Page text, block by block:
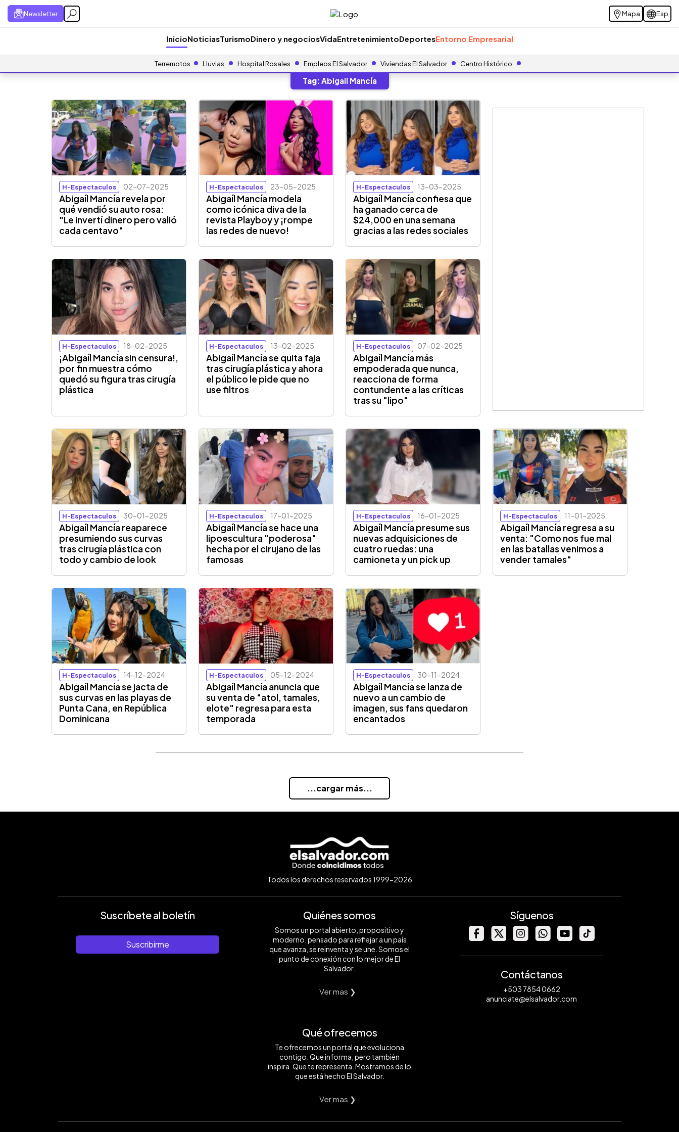
Newsletter Mapa Esp
InicioNoticiasTurismoDinero y negociosVidaEntretenimientoDeportesEntorno Empresarial
Terremotos Lluvias Hospital Rosales Empleos El Salvador Viviendas El Salvador Centro Histórico
Tag: Abigail Mancía
H-Espectaculos 02-07-2025
Abigaíl Mancía revela por
qué vendió su auto rosa:
"Le invertí dinero pero valió
cada centavo"
H-Espectaculos 23-05-2025
Abigaíl Mancía modela
como icónica diva de la
revista Playboy y ¡rompe
las redes de nuevo!
H-Espectaculos 13-03-2025
Abigaíl Mancía confiesa que
ha ganado cerca de
$24,000 en una semana
gracias a las redes sociales
H-Espectaculos 18-02-2025
¡Abigaíl Mancía sin censura!,
por fin muestra cómo
quedó su figura tras cirugía
plástica
H-Espectaculos 13-02-2025
Abigaíl Mancía se quita faja
tras cirugía plástica y ahora
el público le pide que no
use filtros
H-Espectaculos 07-02-2025
Abigaíl Mancía más
empoderada que nunca,
reacciona de forma
contundente a las críticas
tras su "lipo"
H-Espectaculos 30-01-2025
Abigaíl Mancía reaparece
presumiendo sus curvas
tras cirugía plástica con
todo y cambio de look
H-Espectaculos 17-01-2025
Abigaíl Mancía se hace una
lipoescultura "poderosa"
hecha por el cirujano de las
famosas
H-Espectaculos 16-01-2025
Abigaíl Mancía presume sus
nuevas adquisiciones de
cuatro ruedas: una
camioneta y un pick up
H-Espectaculos 11-01-2025
Abigaíl Mancía regresa a su
venta: "Como nos fue mal
en las batallas venimos a
vender tamales"
H-Espectaculos 14-12-2024
Abigaíl Mancía se jacta de
sus curvas en las playas de
Punta Cana, en República
Dominicana
H-Espectaculos 05-12-2024
Abigaíl Mancía anuncia que
su venta de "atol, tamales,
elote" regresa para esta
temporada
H-Espectaculos 30-11-2024
Abigaíl Mancía se lanza de
nuevo a un cambio de
imagen, sus fans quedaron
encantados
...cargar más...
Todos los derechos reservados 1999-2026
Suscríbete al boletín
Suscribirme
Quiénes somos
Somos un portal abierto, propositivo y
moderno, pensado para reflejar a un país
que avanza, se reinventa y se une. Somos el
punto de conexión con lo mejor de El
Salvador.
Ver mas ❯
Qué ofrecemos
Te ofrecemos un portal que evoluciona
contigo. Que informa, pero también
inspira. Que te representa. Mostramos de lo
que está hecho El Salvador.
Ver mas ❯
Síguenos
Contáctanos
+503 7854 0662
anunciate@elsalvador.com